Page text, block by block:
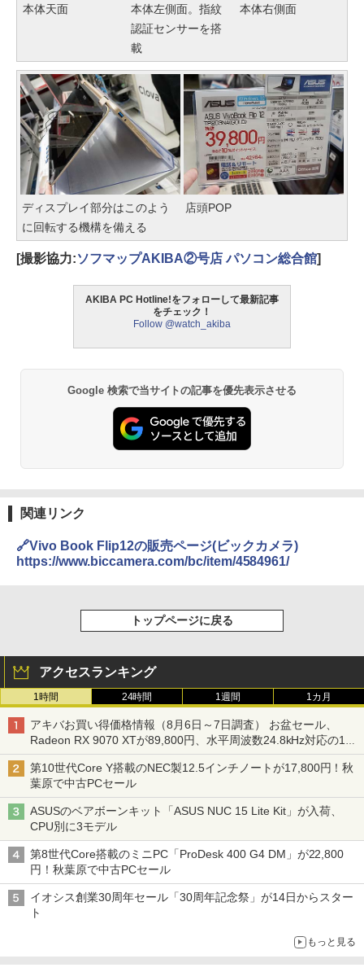
本体天面
本体左側面。指紋
認証センサーを搭
載
本体右側面
ディスプレイ部分はこのよう
に回転する機構を備える
店頭POP
[撮影協力:ソフマップAKIBA②号店 パソコン総合館]
AKIBA PC Hotline!をフォローして最新記事
をチェック！
Follow @watch_akiba
Google 検索で当サイトの記事を優先表示させる
関連リンク
🔗Vivo Book Flip12の販売ページ(ビックカメラ)
https://www.biccamera.com/bc/item/4584961/
トップページに戻る
アクセスランキング
1時間 24時間 1週間 1カ月
アキバお買い得価格情報（8月6日～7日調査） お盆セール、
Radeon RX 9070 XTが89,800円、水平周波数24.8kHz対応の17
型モニターが9,801円、暑さ指数連動セール ほか
第10世代Core Y搭載のNEC製12.5インチノートが17,800円！秋
葉原で中古PCセール
ASUSのベアボーンキット「ASUS NUC 15 Lite Kit」が入荷、
CPU別に3モデル
第8世代Core搭載のミニPC「ProDesk 400 G4 DM」が22,800
円！秋葉原で中古PCセール
イオシス創業30周年セール「30周年記念祭」が14日からスター
ト
もっと見る